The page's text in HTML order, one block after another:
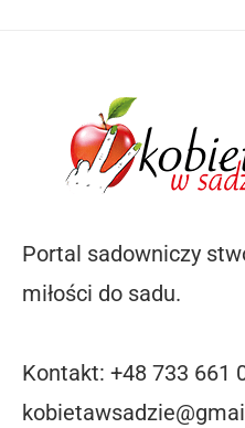
Portal sadowniczy
miłości do sadu.
Kontakt: +48 733 661